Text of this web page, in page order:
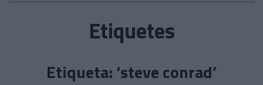
Etiquetes
Etiqueta: ‘steve conrad’